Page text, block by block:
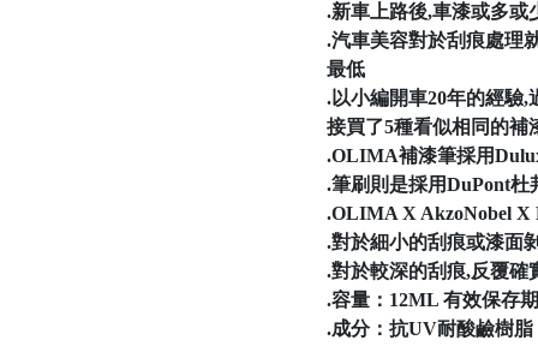
.新車上路後,車漆或多或
.汽車美容對於刮痕處理
最低
.以小編開車20年的經驗
接買了5種看似相同的補
.OLIMA補漆筆採用
.筆刷則是採用DuPont杜
.OLIMA X AkzoNobel X
.對於細小的刮痕或漆面
.對於較深的刮痕,反覆
.容量：12ML 有效保存
.成分：抗UV耐酸鹼樹脂